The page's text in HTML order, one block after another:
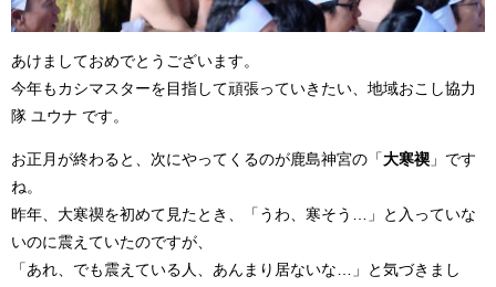
あけましておめでとうございます。
今年もカシマスターを目指して頑張っていきたい、地域おこし協力
隊 ユウナ です。
お正月が終わると、次にやってくるのが鹿島神宮の「大寒禊 」です
ね。
昨年、大寒禊を初めて見たとき、「うわ、寒そう…」と入っていな
いのに震えていたのですが、
「あれ、でも震えている人、あんまり居ないな…」と気づきまし